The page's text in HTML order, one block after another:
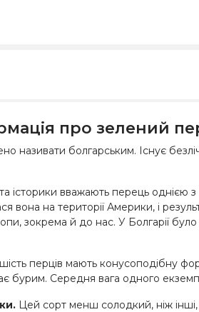
про зелений
називати болгарським. Існує
історики вважають перець однією
вона на території Америки, і
зокрема й до нас. У Болгарії
перців мають конусоподібну
бурим. Середня вага одного
Цей сорт менш солодкий, ніж інші,